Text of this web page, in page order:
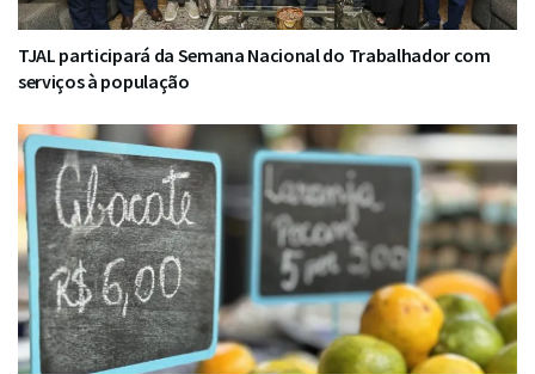
TJAL participará da Semana Nacional do Trabalhador com
serviços à população